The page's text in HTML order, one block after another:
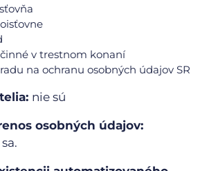
v trestnom konaní
na ochranu osobných údajov SR
nie sú
osobných údajov: